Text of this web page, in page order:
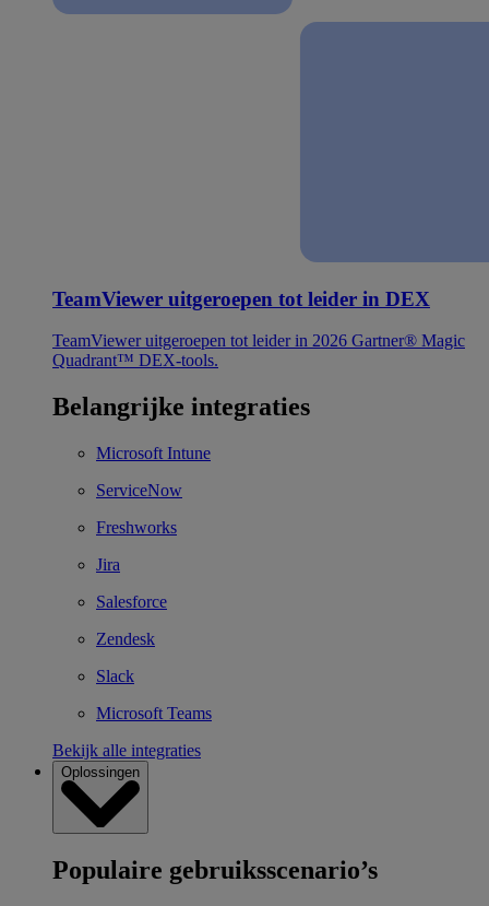
TeamViewer uitgeroepen tot leider in DEX
TeamViewer uitgeroepen tot leider in 2026 Gartner® Magic
Quadrant™ DEX-tools.
Belangrijke integraties
Microsoft Intune
ServiceNow
Freshworks
Jira
Salesforce
Zendesk
Slack
Microsoft Teams
Bekijk alle integraties
Oplossingen
Populaire gebruiksscenario’s